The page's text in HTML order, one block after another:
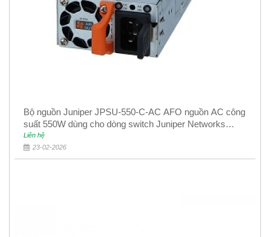
Bộ nguồn Juniper JPSU-550-C-AC AFO nguồn AC công
suất 550W dùng cho dòng switch Juniper Networks
EX4400
Liên hệ
23-02-2026